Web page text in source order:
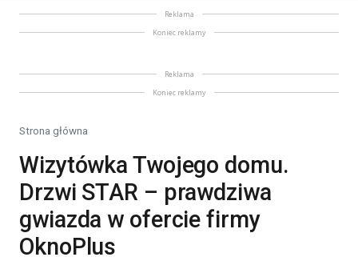
Reklama
Koniec reklamy
Reklama
Koniec reklamy
Strona główna
Wizytówka Twojego domu.
Drzwi STAR – prawdziwa
gwiazda w ofercie firmy
OknoPlus